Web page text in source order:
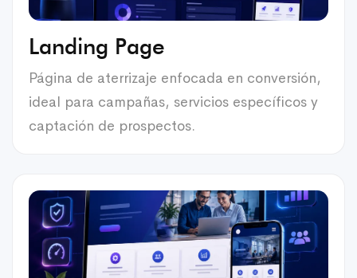
Landing Page
Página de aterrizaje enfocada en conversión,
ideal para campañas, servicios específicos y
captación de prospectos.